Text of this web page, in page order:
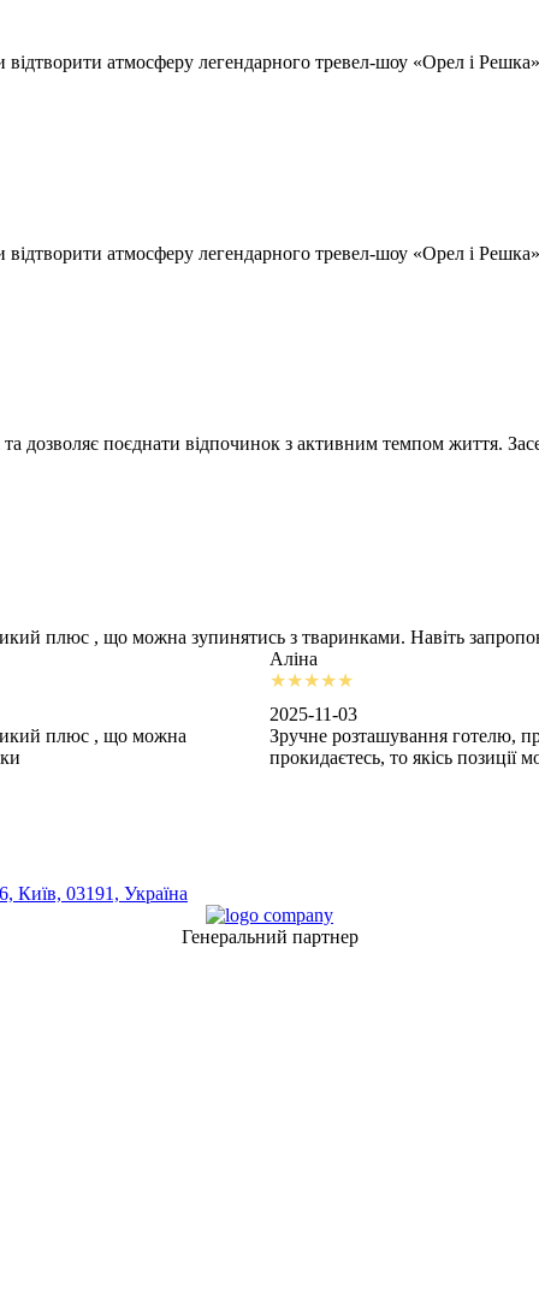
атмосферу легендарного тревел-шоу «Орел і
атмосферу легендарного тревел-шоу «Орел і
дозволяє поєднати відпочинок з активним темпом життя.
плюс , що можна зупинятись з тваринками. Навіть
плюс , що можна
Аліна
2025-11-03
Зручне розташування готелю,
прокидаєтесь, то якісь
Київ, 03191, Україна
Генеральний партнер